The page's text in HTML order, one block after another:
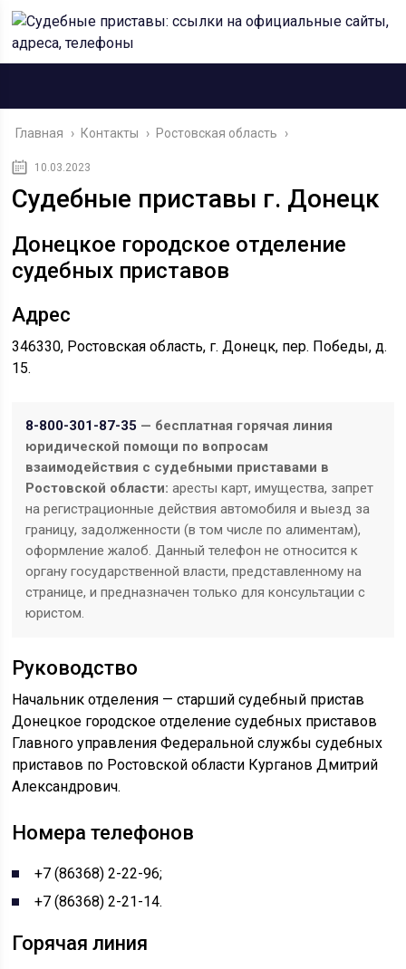
Главная › Контакты › Ростовская область ›
10.03.2023
Судебные приставы г. Донецк
Донецкое городское отделение
судебных приставов
Адрес
346330, Ростовская область, г. Донецк, пер. Победы, д.
15.
8-800-301-87-35 — бесплатная горячая линия
юридической помощи по вопросам
взаимодействия с судебными приставами в
Ростовской области: аресты карт, имущества, запрет
на регистрационные действия автомобиля и выезд за
границу, задолженности (в том числе по алиментам),
оформление жалоб. Данный телефон не относится к
органу государственной власти, представленному на
странице, и предназначен только для консультации с
юристом.
Руководство
Начальник отделения — старший судебный пристав
Донецкое городское отделение судебных приставов
Главного управления Федеральной службы судебных
приставов по Ростовской области Курганов Дмитрий
Александрович.
Номера телефонов
+7 (86368) 2-22-96;
+7 (86368) 2-21-14.
Горячая линия